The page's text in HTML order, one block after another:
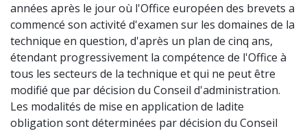
années après le jour où l'Office européen des brevets a
commencé son activité d'examen sur les domaines de la
technique en question, d'après un plan de cinq ans,
étendant progressivement la compétence de l'Office à
tous les secteurs de la technique et qui ne peut être
modifié que par décision du Conseil d'administration.
Les modalités de mise en application de ladite
obligation sont déterminées par décision du Conseil